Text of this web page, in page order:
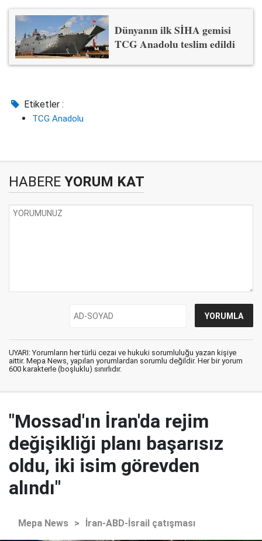
Dünyanın ilk SİHA gemisi
TCG Anadolu teslim edildi
Etiketler :
TCG Anadolu
HABERE YORUM KAT
UYARI: Yorumların her türlü cezai ve hukuki sorumluluğu yazan kişiye
aittir. Mepa News, yapılan yorumlardan sorumlu değildir. Her bir yorum
600 karakterle (boşluklu) sınırlıdır.
"Mossad'ın İran'da rejim
değişikliği planı başarısız
oldu, iki isim görevden
alındı"
Mepa News > İran-ABD-İsrail çatışması